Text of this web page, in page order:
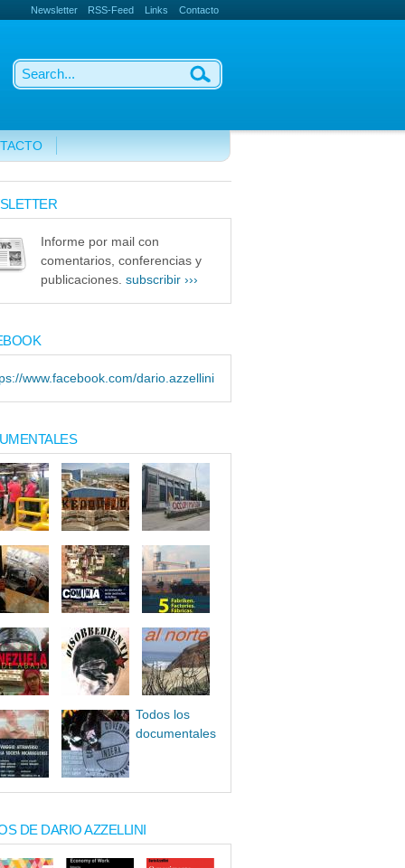
Newsletter RSS-Feed Links Contacto
Informe por mail con
comentarios, conferencias y
publicaciones. subscribir ›››
www.facebook.com/dario.azzellini
Todos los
documentales
DE DARIO AZZELLINI